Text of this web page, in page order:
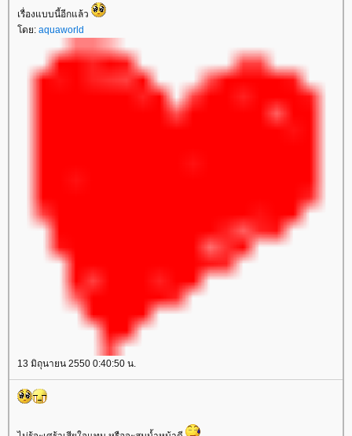
เรื่องแบบนี้อีกแล้ว
ดย: aquaworld
13 มิถุนายน 2550 0:40:50 น.